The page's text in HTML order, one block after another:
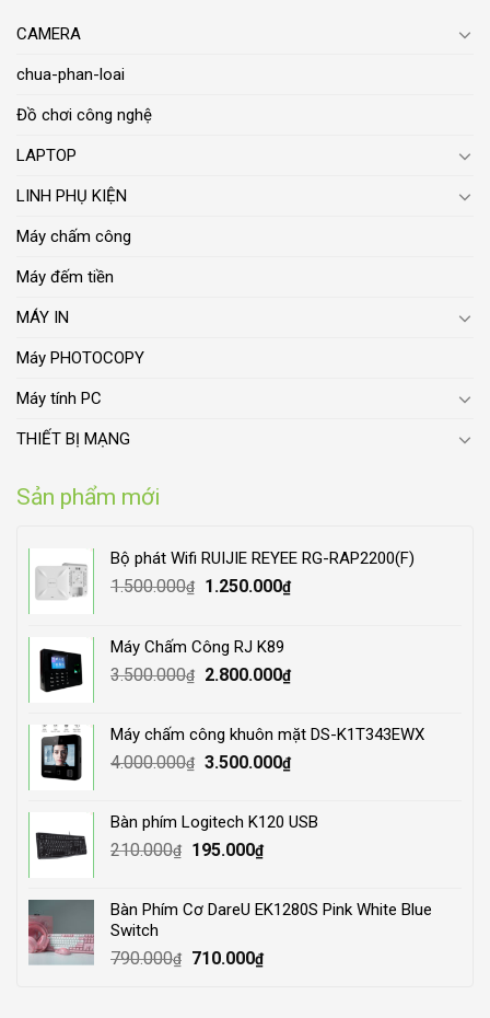
CAMERA
chua-phan-loai
Đồ chơi công nghệ
LAPTOP
LINH PHỤ KIỆN
Máy chấm công
Máy đếm tiền
MÁY IN
Máy PHOTOCOPY
Máy tính PC
THIẾT BỊ MẠNG
Sản phẩm mới
Bộ phát Wifi RUIJIE REYEE RG-RAP2200(F)
1.500.000₫
Original
1.500.000₫.
1.250.000₫Current
Máy Chấm Công RJ K89
3.500.000₫
Original
3.500.000₫.
2.800.000₫Current
2.800.000₫.
Máy chấm công khuôn mặt DS-K1T343EWX
4.000.000₫ Original
4.000.000₫.
3.500.000₫Current
3.500.000₫.
Bàn phím Logitech K120 USB
210.000₫
Original
210.000₫.
195.000₫Current
195.000₫.
Bàn Phím Cơ DareU EK1280S Pink White Blue
Switch
790.000₫
Original
710.000₫Current